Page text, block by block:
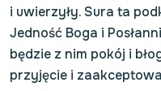
i uwierzyły. Sura ta
Jedność Boga i
będzie z nim pokój i
przyjęcie i